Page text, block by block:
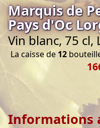
Marquis de
Pays d'Oc
Vin blanc, 75 cl,
La caisse de 12
Informations